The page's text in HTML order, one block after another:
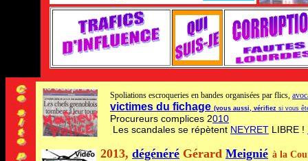
Spoliations escroqueries en bandes organisées par flics,
victimes du fichage (vous aussi, vérifiez si vous
Procureurs complices 2010
Les scandales se répètent NEYRET LIBRE !
2013, dégénéré Gérard Meignié à la